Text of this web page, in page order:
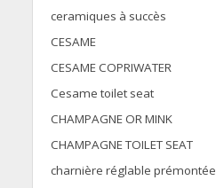
ceramiques à succès
CESAME
CESAME COPRIWATER
Cesame toilet seat
CHAMPAGNE OR MINK
CHAMPAGNE TOILET SEAT
charnière réglable prémontée